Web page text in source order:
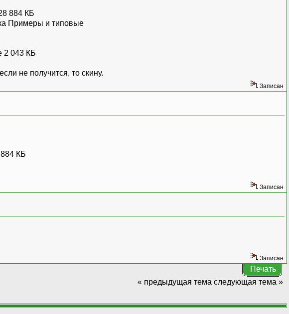
884 КБ
Примеры и типовые
2 043 КБ
не получится, то скину.
Записан
КБ
Записан
Записан
Печать
« предыдущая тема следующая тема »